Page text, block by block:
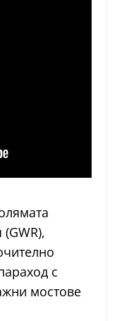
с
мостове